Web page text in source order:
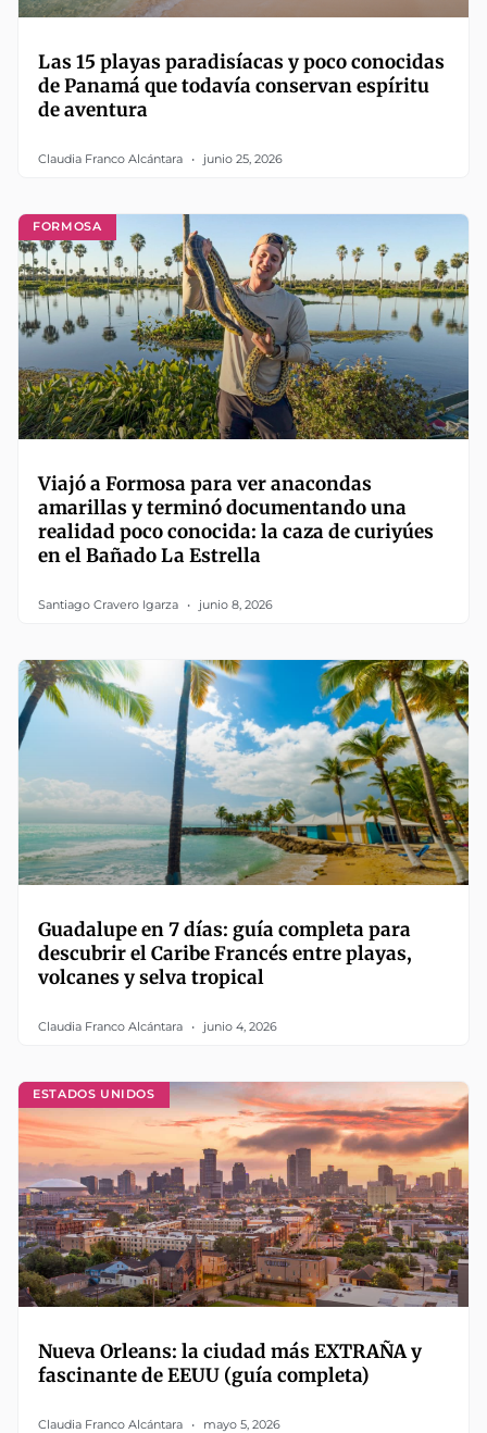
Las 15 playas paradisíacas y poco conocidas
de Panamá que todavía conservan espíritu
de aventura
Claudia Franco Alcántara junio 25, 2026
FORMOSA
Viajó a Formosa para ver anacondas
amarillas y terminó documentando una
realidad poco conocida: la caza de curiyúes
en el Bañado La Estrella
Santiago Cravero Igarza junio 8, 2026
Guadalupe en 7 días: guía completa para
descubrir el Caribe Francés entre playas,
volcanes y selva tropical
Claudia Franco Alcántara junio 4, 2026
ESTADOS UNIDOS
Nueva Orleans: la ciudad más EXTRAÑA y
fascinante de EEUU (guía completa)
Claudia Franco Alcántara mayo 5, 2026